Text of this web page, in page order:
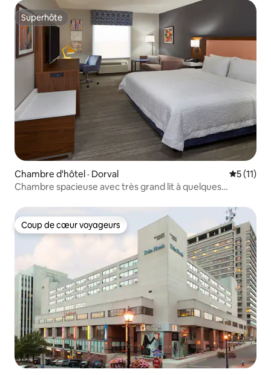
Superhôte
Superhôte
Chambre d'hôtel · Dorval Note
5 (11)
Chambre spacieuse avec très grand lit à quelques
Coup de cœur voyageurs
Coup de cœur voyageurs